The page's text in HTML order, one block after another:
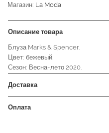
Магазин: La Moda
Описание товара
Блуза Marks & Spencer.
Цвет: бежевый.
Сезон: Весна-лето 2020.
Доставка
Оплата